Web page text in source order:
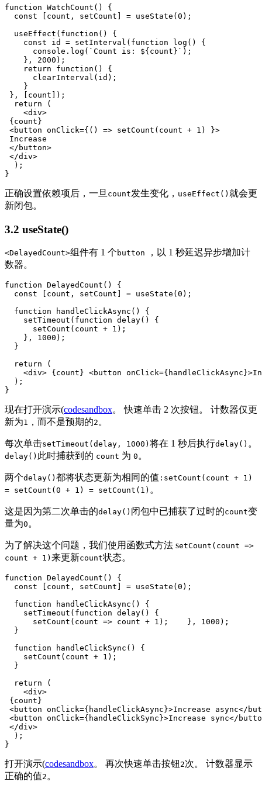
function WatchCount() {
  const [count, setCount] = useState(0);
  useEffect(function() {
    const id = setInterval(function log() {
      console.log(`Count is: ${count}`);
    }, 2000);
    return function() {
      clearInterval(id);
    }
}, [count]);
  return (
    <div>
{count}
<button onClick={() => setCount(count + 1) }>
Increase
</button>
</div>
  );
}
正确设置依赖项后，一旦 count发生变化， useEffect() 就会更
新闭包。
3.2 useState()
<DelayedCount>组件有 1 个 button
，以 1 秒延迟异步增加计
数器。
function DelayedCount() {
  const [count, setCount] = useState(0);
  function handleClickAsync() {
    setTimeout(function delay() {
      setCount(count + 1);
    }, 1000);
  }
  return (
<div> {count} <button
  );
}
现在打开演示(codesandbox。 快速单击 2 次按钮。 计数器仅更
新为1 ，而不是预期的2。
每次单击setTimeout(delay, 1000) 将在 1 秒后执行delay() 。
delay() 此时捕获到的 count 为 0。
两个delay() 都将状态更新为相同的值 :setCount(count + 1)
= setCount(0 + 1) = setCount(1) 。
这是因为第二次单击的delay() 闭包中已捕获了过时的count变
量为0。
为了解决这个问题，我们使用函数式方法 setCount(count =>
count + 1) 来更新count状态。
function DelayedCount() {
  const [count, setCount] = useState(0);
  function handleClickAsync() {
    setTimeout(function delay() {
      setCount(count => count + 1);    }, 1000);
  }
  function handleClickSync() {
    setCount(count + 1);
  }
  return (
    <div>
{count}
<button onClick={handleClickAsync}>Increase async</
<button onClick={handleClickSync}>Increase sync</
</div>
  );
}
打开演示(codesandbox。 再次快速单击按钮 2次。 计数器显示
正确的值2。